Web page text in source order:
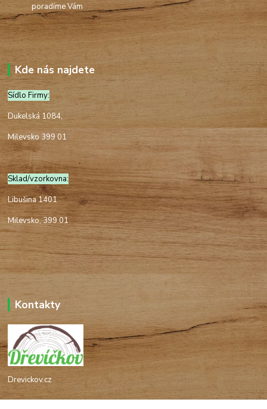
poradíme Vám
Kde nás najdete
Sídlo Firmy:
Dukelská 1084,
Milevsko 399 01
Sklad/vzorkovna:
Libušina 1401
Milevsko, 399 01
Kontakty
Drevickov.cz